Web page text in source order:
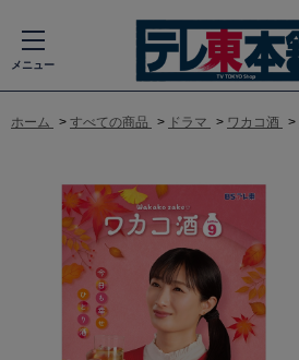
メニュー
ホーム > すべての商品 > ドラマ > ワカコ酒 >